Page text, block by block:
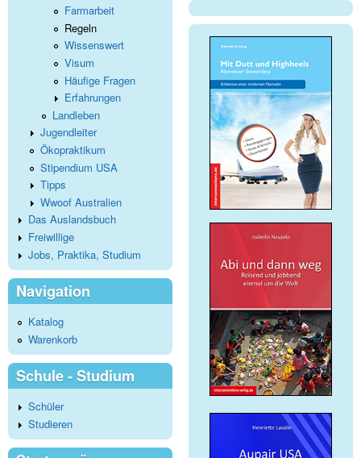
Farmarbeit
Regeln
Wissenswert
Visum
Häufige Fragen
Erfahrungen
Landleben
Jugendleiter
Ökopraktikum
Stipendium USA
Tipps
Wwoof Australien
Das Auslandsbuch
Freiwillige
Jobs, Praktika, Studium
Navigation
Katalog
Warenkorb
Schule - Studium
Schüler
Studieren